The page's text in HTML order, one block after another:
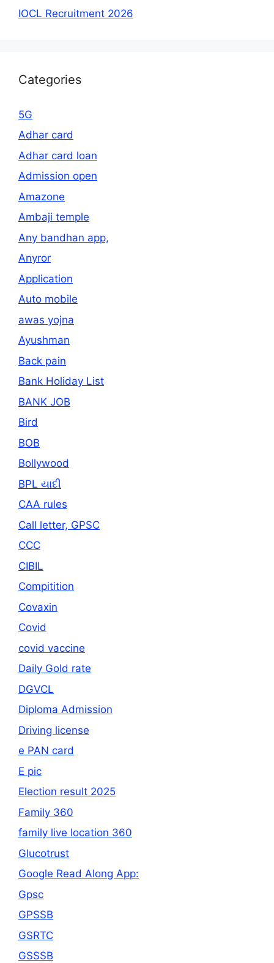
IOCL Recruitment 2026
Categories
5G
Adhar card
Adhar card loan
Admission open
Amazone
Ambaji temple
Any bandhan app,
Anyror
Application
Auto mobile
awas yojna
Ayushman
Back pain
Bank Holiday List
BANK JOB
Bird
BOB
Bollywood
BPL યાદી
CAA rules
Call letter, GPSC
CCC
CIBIL
Compitition
Covaxin
Covid
covid vaccine
Daily Gold rate
DGVCL
Diploma Admission
Driving license
e PAN card
E pic
Election result 2025
Family 360
family live location 360
Glucotrust
Google Read Along App:
Gpsc
GPSSB
GSRTC
GSSSB